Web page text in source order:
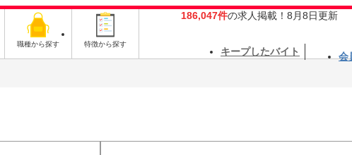
職種から探す 特徴から探す
186,047件の求人掲載！8月8日更新
キープしたバイト 会